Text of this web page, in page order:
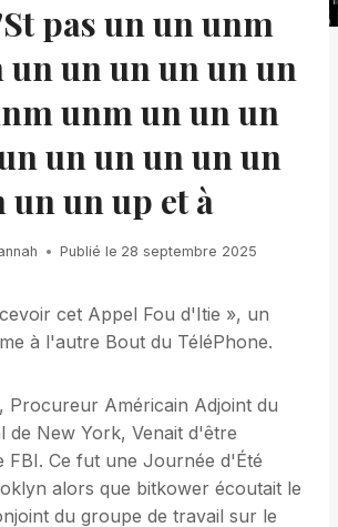
pas un un unm
un un un un un un
unm un un un
un un un un un
un un up et à
Publié le 28 septembre 2025
cet Appel Fou d'Itie », un
à l'autre Bout du TéléPhone.
Procureur Américain Adjoint du
de New York, Venait d'être
FBI. Ce fut une Journée d'Été
alors que bitkower écoutait le
du groupe de travail sur le